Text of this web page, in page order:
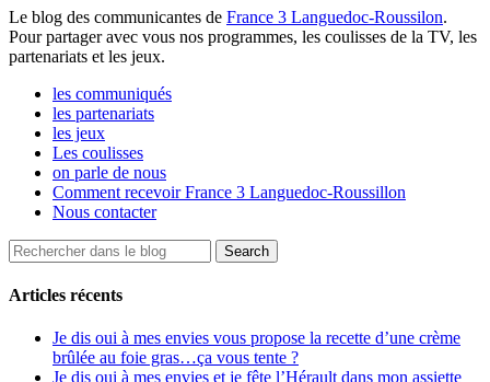
Le blog des communicantes de France 3 Languedoc-Roussilon.
Pour partager avec vous nos programmes, les coulisses de la TV, les
partenariats et les jeux.
les communiqués
les partenariats
les jeux
Les coulisses
on parle de nous
Comment recevoir France 3 Languedoc-Roussillon
Nous contacter
Articles récents
Je dis oui à mes envies vous propose la recette d’une crème
brûlée au foie gras…ça vous tente ?
Je dis oui à mes envies et je fête l’Hérault dans mon assiette